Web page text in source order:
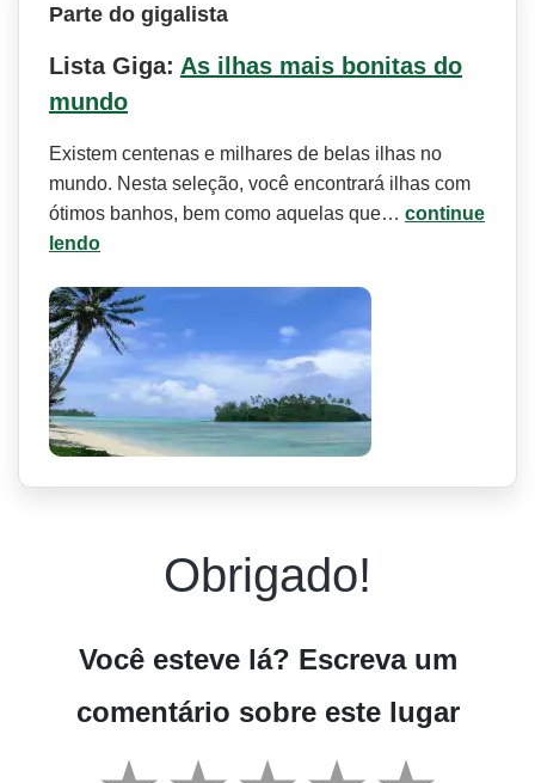
Parte do gigalista
Lista Giga: As ilhas mais bonitas do
mundo
Existem centenas e milhares de belas ilhas no
mundo. Nesta seleção, você encontrará ilhas com
ótimos banhos, bem como aquelas que… continue
lendo
Obrigado!
Você esteve lá? Escreva um
comentário sobre este lugar